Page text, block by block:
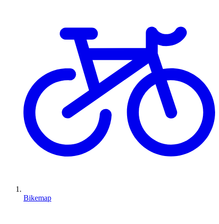
Bikemap